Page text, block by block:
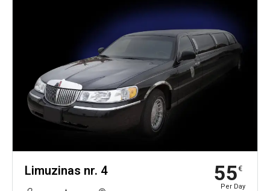
Limuzinas nr. 4 55€
Per Day